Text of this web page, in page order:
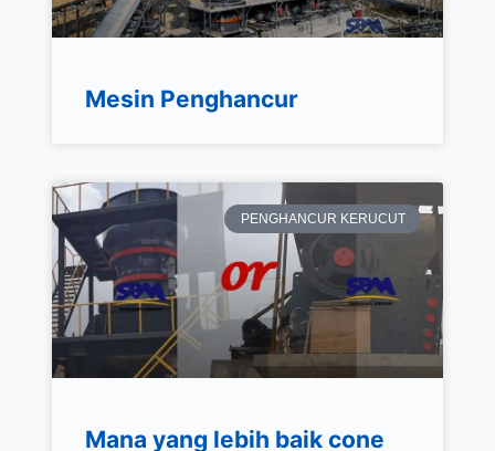
Mesin Penghancur​
PENGHANCUR KERUCUT
Mana yang lebih baik cone